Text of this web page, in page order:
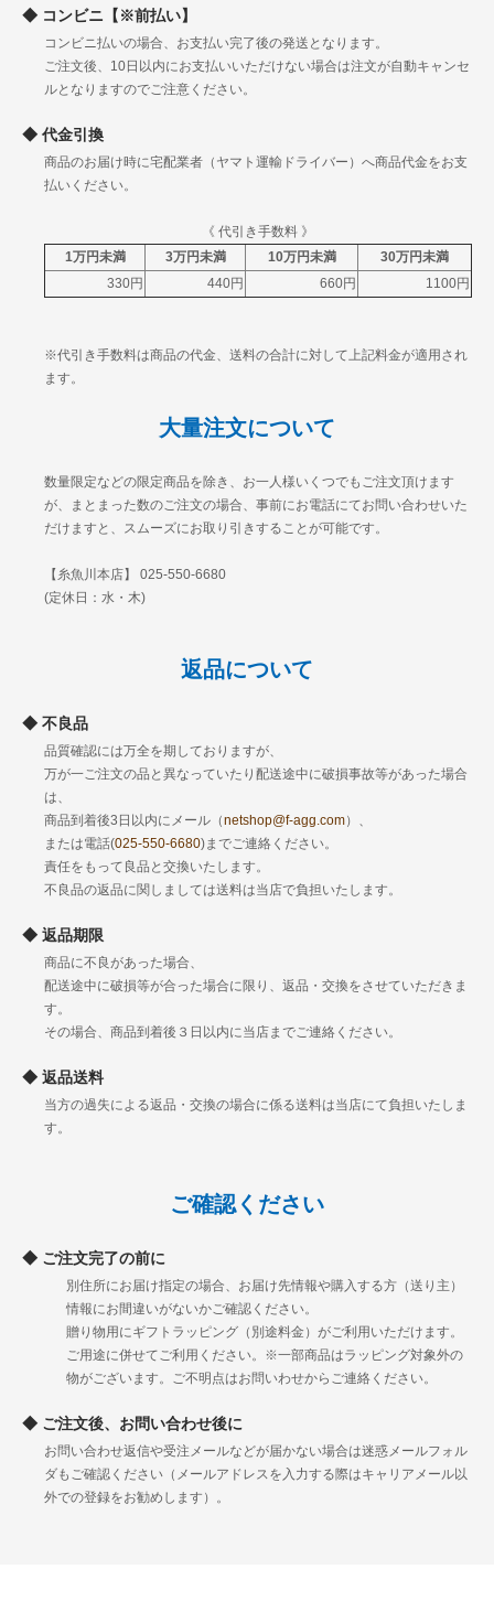
九
州
佐賀
長崎
熊本
大分
宮崎
1140円 1340円 1480円
沖縄
コンビニ【※前払い】
コンビニ払いの場合、お支払い完了後の発送となります。
ご注文後、10日以内にお支払いいただけない場合は注文が自動キャンセ
ルとなりますのでご注意ください。
代金引換
商品のお届け時に宅配業者（ヤマト運輸ドライバー）へ商品代金をお支
払いください。
《 代引き手数料 》
1万円未満
3万円未満 10万円未満
30万円未満
330円
440円 660円 1100円
※代引き手数料は商品の代金、送料の合計に対して上記料金が適用され
ます。
大量注文について
数量限定などの限定商品を除き、お一人様いくつでもご注文頂けます
が、まとまった数のご注文の場合、事前にお電話にてお問い合わせいた
だけますと、スムーズにお取り引きすることが可能です。
【糸魚川本店】 025-550-6680
(定休日：水・木)
返品について
不良品
品質確認には万全を期しておりますが、
万が一ご注文の品と異なっていたり配送途中に破損事故等があった場合
は、
商品到着後3日以内にメール（netshop@f-agg.com）、
または電話(025-550-6680)までご連絡ください。
責任をもって良品と交換いたします。
不良品の返品に関しましては送料は当店で負担いたします。
返品期限
商品に不良があった場合、
配送途中に破損等が合った場合に限り、返品・交換をさせていただきま
す。
その場合、商品到着後３日以内に当店までご連絡ください。
返品送料
当方の過失による返品・交換の場合に係る送料は当店にて負担いたしま
す。
ご確認ください
ご注文完了の前に
別住所にお届け指定の場合、お届け先情報や購入する方（送り主）
情報にお間違いがないかご確認ください。
贈り物用にギフトラッピング（別途料金）がご利用いただけます。
ご用途に併せてご利用ください。※一部商品はラッピング対象外の
物がございます。ご不明点はお問いわせからご連絡ください。
ご注文後、お問い合わせ後に
お問い合わせ返信や受注メールなどが届かない場合は迷惑メールフォル
ダもご確認ください（メールアドレスを入力する際はキャリアメール以
外での登録をお勧めします）。